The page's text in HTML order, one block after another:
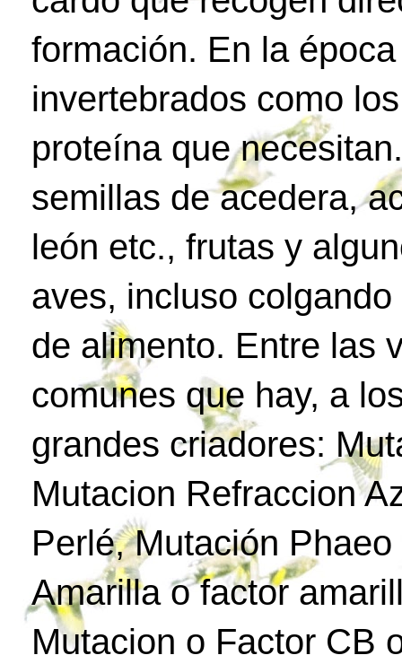
formación. En la
invertebrados como
proteína que
semillas de acedera,
león etc., frutas y
aves, incluso
de alimento. Entre las
comunes que hay, a
grandes criadores:
Mutacion Refraccion
Perlé, Mutación
Amarilla o factor
Mutacion o Factor CB